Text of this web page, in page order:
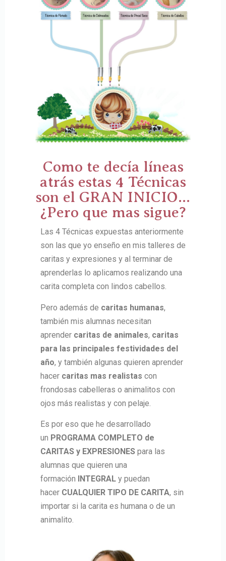
Como te decía líneas
atrás estas 4 Técnicas
son el GRAN INICIO…
¿Pero que mas sigue?
Las 4 Técnicas expuestas anteriormente
son las que yo enseño en mis talleres de
caritas y expresiones y al terminar de
aprenderlas lo aplicamos realizando una
carita completa con lindos cabellos.
Pero además de caritas humanas,
también mis alumnas necesitan
aprender caritas de animales, caritas
para las principales festividades del
año, y también algunas quieren aprender
hacer caritas mas realistas con
frondosas cabelleras o animalitos con
ojos más realistas y con pelaje.
Es por eso que he desarrollado
un PROGRAMA COMPLETO de
CARITAS y EXPRESIONES para las
alumnas que quieren una
formación INTEGRAL y puedan
hacer CUALQUIER TIPO DE CARITA, sin
importar si la carita es humana o de un
animalito.